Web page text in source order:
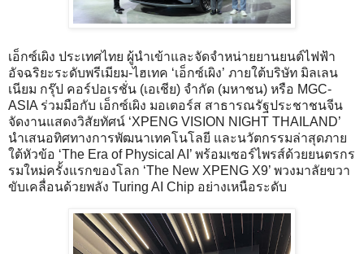
เอ็กซ์เผิง ประเทศไทย ผู้นำเข้าและจัดจำหน่ายยานยนต์ไฟฟ้า
อัจฉริยะระดับพรีเมียม-ไฮเทค ‘เอ็กซ์เผิง’ ภายใต้บริษัท มิลเลน
เนียม กรุ๊ป คอร์ปอเรชั่น (เอเชีย) จำกัด (มหาชน) หรือ MGC-
ASIA ร่วมมือกับ เอ็กซ์เผิง มอเตอร์ส สาธารณรัฐประชาชนจีน
จัดงานแสดงวิสัยทัศน์ ‘XPENG VISION NIGHT THAILAND’
นำเสนอทิศทางการพัฒนาเทคโนโลยี และนวัตกรรมล่าสุดภาย
ใต้หัวข้อ ‘The Era of Physical AI’ พร้อมเซอร์ไพรส์ด้วยยนตรกร
รมใหม่ครั้งแรกของโลก ‘The New XPENG X9’ พวงมาลัยขวา
ขับเคลื่อนด้วยพลัง Turing AI Chip อย่างเหนือระดับ